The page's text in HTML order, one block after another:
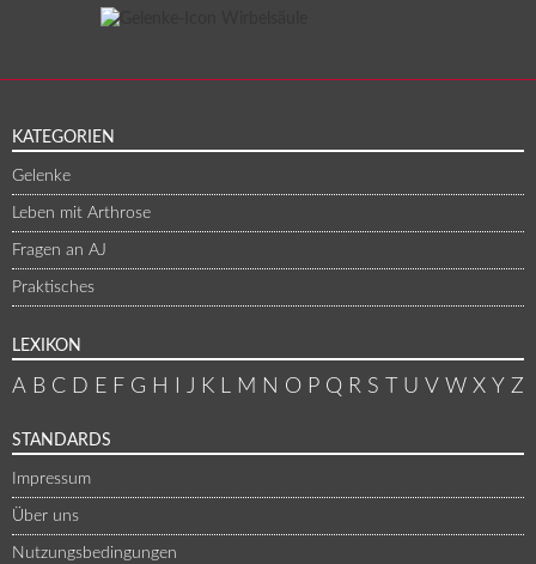
KATEGORIEN
Gelenke
Leben mit Arthrose
Fragen an AJ
Praktisches
LEXIKON
A B C D E F G H J K L M N O P Q R S U V W X Y Z
STANDARDS
Impressum
Über uns
Nutzungsbedingungen